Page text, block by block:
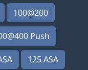
100@200
Push
125 ASA